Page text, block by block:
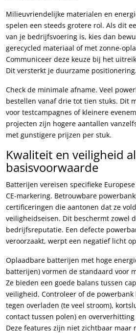
Milieuvriendelijke materialen en
spelen een steeds grotere rol. Als dit
van je bedrijfsvoering is, kies dan
gerecycled materiaal of met zonne-
Communiceer deze keuze bij het
Dit versterkt je duurzame positionering.
Check de minimale afname. Veel
bestellen vanaf drie tot tien stuks. Dit
voor testcampagnes of kleinere
projecten zijn hogere aantallen
met gunstigere prijzen per stuk.
Kwaliteit en veiligheid
basisvoorwaarde
Batterijen vereisen specifieke
CE-markering. Betrouwbare
certificeringen die aantonen dat ze
veiligheidseisen. Dit beschermt zowel
bedrijfsreputatie. Een defecte
veroorzaakt, werpt een negatief licht
Oplaadbare batterijen met hoge
batterijen) vormen de standaard voor
Ze bieden een goede balans tussen
veiligheid. Controleer of de
tegen overladen (te veel stroom),
contact tussen polen) en
Deze features zijn niet zichtbaar maar